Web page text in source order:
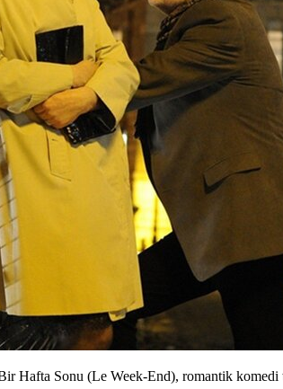
Hafta Sonu (Le Week-End), romantik